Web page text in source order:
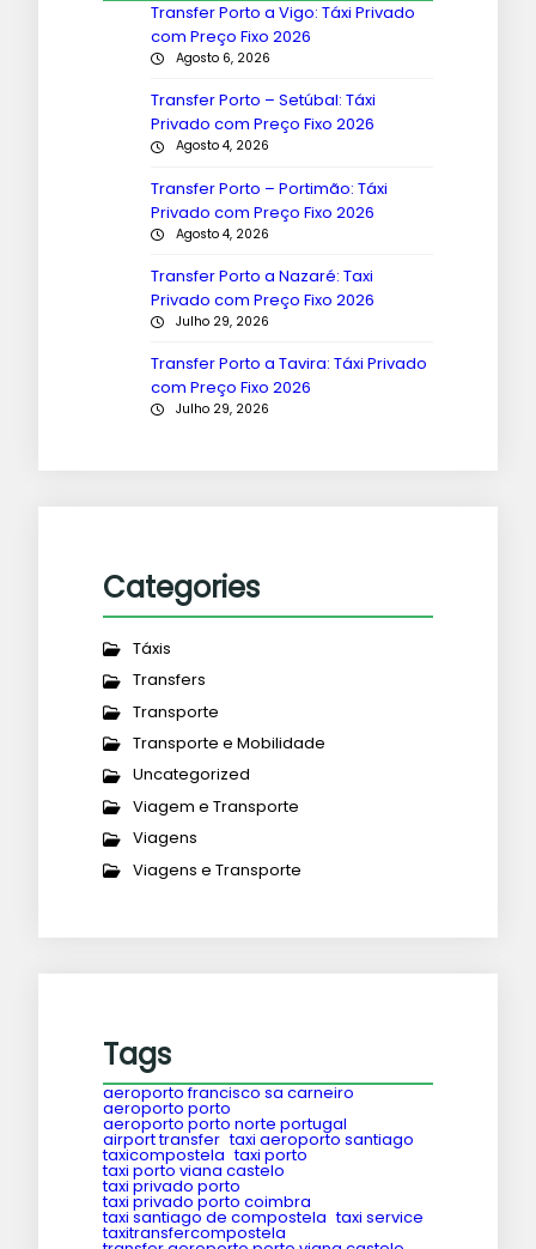
Transfer Porto a Vigo: Táxi Privado
com Preço Fixo 2026
Agosto 6, 2026
Transfer Porto – Setúbal: Táxi
Privado com Preço Fixo 2026
Agosto 4, 2026
Transfer Porto – Portimão: Táxi
Privado com Preço Fixo 2026
Agosto 4, 2026
Transfer Porto a Nazaré: Taxi
Privado com Preço Fixo 2026
Julho 29, 2026
Transfer Porto a Tavira: Táxi Privado
com Preço Fixo 2026
Julho 29, 2026
Categories
Táxis
Transfers
Transporte
Transporte e Mobilidade
Uncategorized
Viagem e Transporte
Viagens
Viagens e Transporte
Tags
aeroporto francisco sa carneiro
aeroporto porto
aeroporto porto norte portugal
airport transfer taxi aeroporto santiago
taxicompostela taxi porto
taxi porto viana castelo
taxi privado porto
taxi privado porto coimbra
taxi santiago de compostela taxi service
taxitransfercompostela